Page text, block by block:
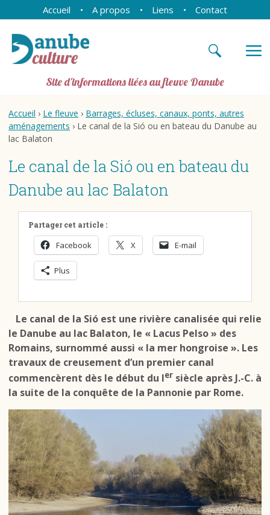
Accueil A propos Liens Contact
Site d'informations liées au fleuve Danube
Accueil › Le fleuve › Barrages, écluses, canaux, ponts, autres
aménagements › Le canal de la Sió ou en bateau du Danube au
lac Balaton
Le canal de la Sió ou en bateau du
Danube au lac Balaton
Partager cet article :
Facebook X E-mail
Plus
Le canal de la Sió est une rivière canalisée qui relie
le Danube au lac Balaton, le « Lacus Pelso » des
Romains, surnommé aussi « la mer hongroise ». Les
travaux de creusement d’un premier canal
commencèrent dès le début du Ier siècle après J.-C. à
la suite de la conquête de la Pannonie par Rome.